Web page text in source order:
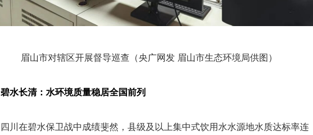
眉山市对辖区开展督导巡查（央广网发 眉山市生态环境局供图）
碧水长清：水环境质量稳居全国前列
四川在碧水保卫战中成绩斐然，县级及以上集中式饮用水水源地水质达标率连